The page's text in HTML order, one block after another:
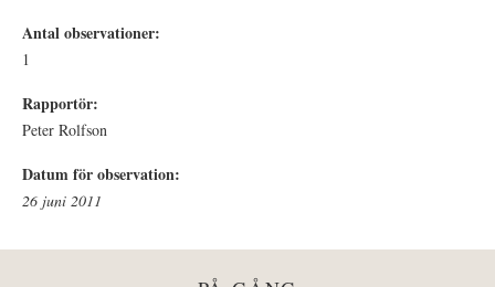
Antal observationer:
1
Rapportör:
Peter Rolfson
Datum för observation:
26 juni 2011